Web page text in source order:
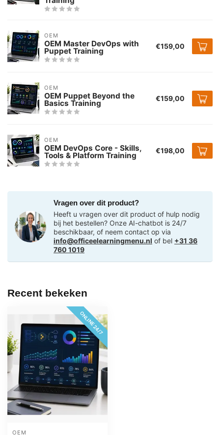
OEM
OEM Master DevOps with
Puppet Training €159,00
OEM
OEM Puppet Beyond the
Basics Training €159,00
OEM
OEM DevOps Core - Skills,
Tools & Platform Training €198,00
Vragen over dit product?
Heeft u vragen over dit product of hulp nodig
bij het bestellen? Onze AI-chatbot is 24/7
beschikbaar, of neem contact op via
info@officeelearningmenu.nl of bel +31 36
760 1019
Recent bekeken
ONLINE 24/7
OEM